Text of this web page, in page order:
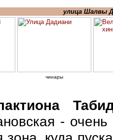
улица Шалвы
чинары
-